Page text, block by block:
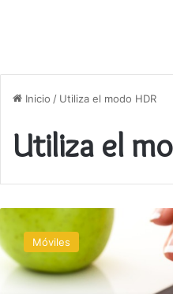
Inicio / Utiliza el modo HDR
Utiliza el
Trucos
para
mejorar
cámara
Móviles